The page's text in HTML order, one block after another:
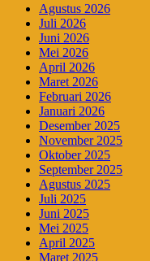
Agustus 2026
Juli 2026
Juni 2026
Mei 2026
April 2026
Maret 2026
Februari 2026
Januari 2026
Desember 2025
November 2025
Oktober 2025
September 2025
Agustus 2025
Juli 2025
Juni 2025
Mei 2025
April 2025
Maret 2025